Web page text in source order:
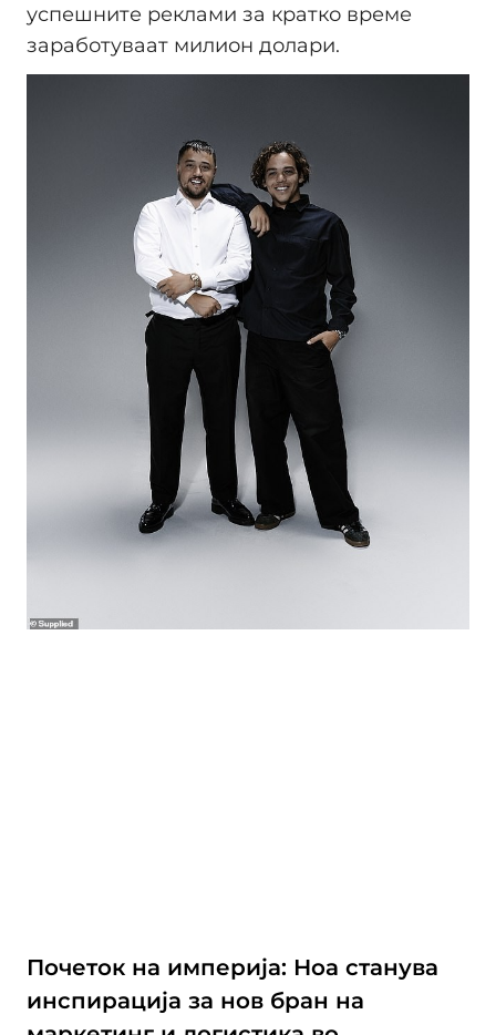
успешните реклами за кратко време
заработуваат милион долари.
Почеток на империја: Ноа станува
инспирација за нов бран на